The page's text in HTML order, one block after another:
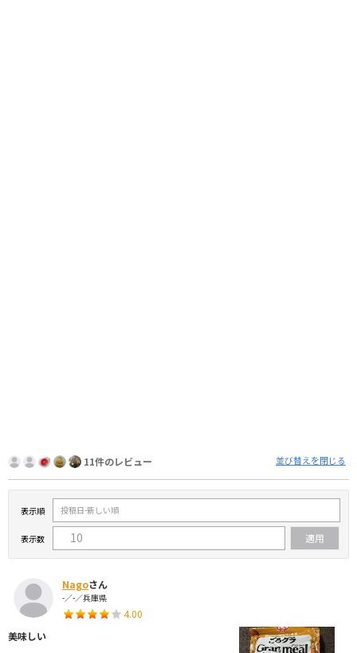
11件のレビュー 並び替えを閉じる
表示順
表示数
Nagoさん
-／-／兵庫県
4.00
美味しい